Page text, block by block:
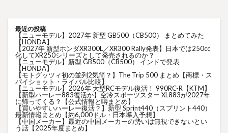
最近の投稿
【ニューモデル】2027年 新型 GB500（CB500） まとめてみた
【HONDA】
【2027年 新型ホンダXR300L／XR300 Rally発表】日本では250cc
化してXR250シリーズとして発売されるのか？
【ニューモデル】新型 GB500（CB500） インドで発表
【HONDA】
【モトグッツィ初の並列2気筒？】The Trip 500 まとめ【商標・ス
パイショット・ライバル比較】
【ニューモデル】2026年 大型RCモデル復活！ 990RC-R【KTM】
【新型ハーレー883復活か】空冷スポーツスター XL883が2027年
に帰ってくる？【公式情報と噂まとめ】
【買いやすいハーレー復活？】新型 Sprint440（スプリント440）
最新情報まとめ【約6,000ドル・日本導入予想】
【中国メーカー】最近の中国メーカーの勢いは無視できないとい
う話【2025年度まとめ】